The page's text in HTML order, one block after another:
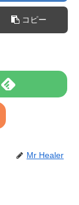
コピー
Mr Healer